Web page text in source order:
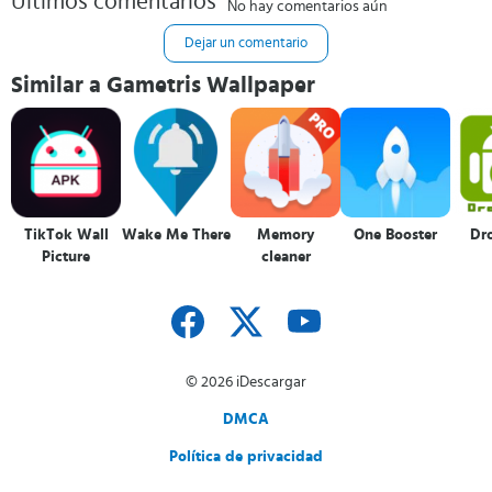
No hay comentarios aún
Dejar un comentario
Similar a Gametris Wallpaper
TikTok Wall
Picture
Wake Me There
Memory
cleaner
One Booster
© 2026 iDescargar
DMCA
Política de privacidad